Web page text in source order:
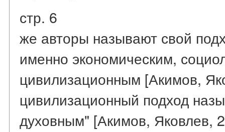
стр. 6
же авторы называют свой
именно экономическим,
цивилизационным [Акимов,
цивилизационный подход
духовным" [Акимов, Яковлев,